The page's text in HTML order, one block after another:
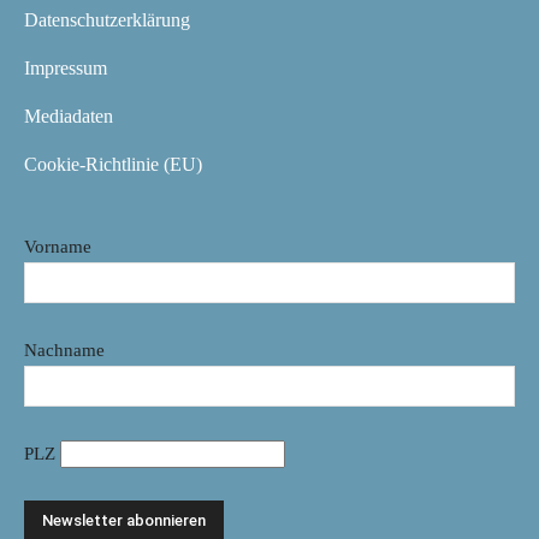
Datenschutzerklärung
Impressum
Mediadaten
Cookie-Richtlinie (EU)
Vorname
Nachname
PLZ